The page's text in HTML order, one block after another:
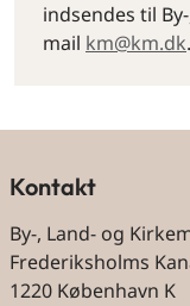
indsendes til
mail km@km.dk.
Kontakt
By-, Land- og
Frederiksholms
1220 København K